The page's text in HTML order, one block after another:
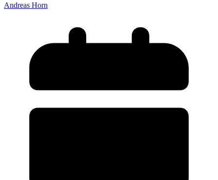
Andreas Horn